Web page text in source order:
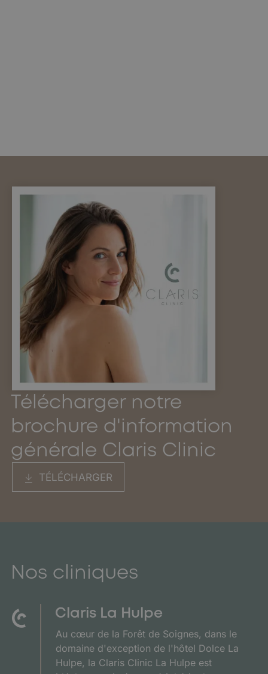
Télécharger notre
brochure d'information
générale Claris Clinic
TÉLÉCHARGER
Nos cliniques
Claris La Hulpe
Au cœur de la Forêt de Soignes, dans le
domaine d'exception de l'hôtel Dolce La
Hulpe, la Claris Clinic La Hulpe est